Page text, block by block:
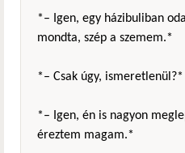
*– Igen, egy házibuliban
mondta, szép a szemem.*
*– Csak úgy, ismeretlenül?*
*– Igen, én is nagyon
éreztem magam.*